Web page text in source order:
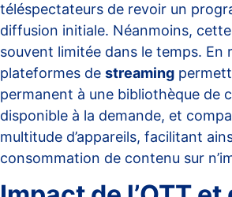
téléspectateurs de revoir un
diffusion initiale. Néanmoins,
souvent limitée dans le temps. En
plateformes de streaming
permanent à une bibliothèque de
disponible à la demande, et
multitude d’appareils, facilitant
consommation de contenu sur